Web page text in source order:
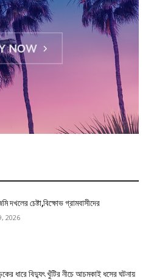
দখলের চেষ্টা,বিক্ষোভ গ্রামবাসীদের
2026
ধারে বিদ্যুৎ খুঁটির নীচে আচমকাই ধসের ঘটনায়